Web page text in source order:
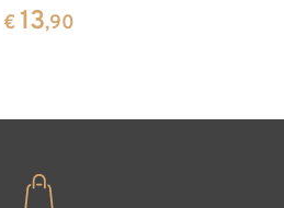
Rosenblüte lose
€ 13,90